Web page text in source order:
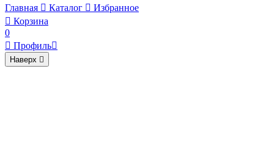
Главная  Каталог  Избранное
 Корзина
0
 Профиль
Наверх 